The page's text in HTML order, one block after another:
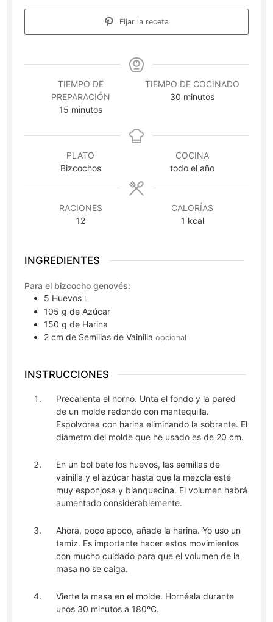
Fijar la receta
TIEMPO DE
PREPARACIÓN
15minutos
minutos
TIEMPO DE COCINADO
30 minutos
minutos
PLATO
Bizcochos
COCINA
todo el año
RACIONES
12
CALORÍAS
1 kcal
INGREDIENTES
Para el bizcocho genovés:
5 Huevos L
105 g de Azúcar
150 g de Harina
2 cm de Semillas de Vainilla opcional
INSTRUCCIONES
Precalienta el horno. Unta el fondo y la pared
de un molde redondo con mantequilla.
Espolvorea con harina eliminando la sobrante. El
diámetro del molde que he usado es de 20 cm.
En un bol bate los huevos, las semillas de
vainilla y el azúcar hasta que la mezcla esté
muy esponjosa y blanquecina. El volumen habrá
aumentado considerablemente.
Ahora, poco apoco, añade la harina. Yo uso un
tamiz. Es importante hacer estos movimientos
con mucho cuidado para que el volumen de la
masa no se caiga.
Vierte la masa en el molde. Hornéala durante
unos 30 minutos a 180ºC.